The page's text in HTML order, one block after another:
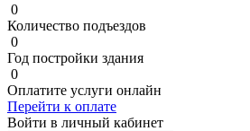
0
Количество подъездов
0
Год постройки здания
0
Оплатите услуги онлайн
Перейти к оплате
Войти в личный кабинет